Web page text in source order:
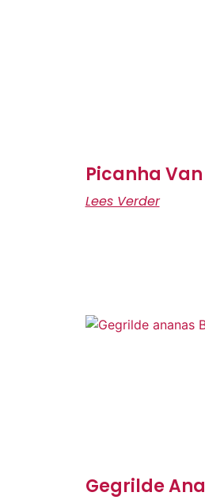
Picanha Van
Lees Verder
Gegrilde